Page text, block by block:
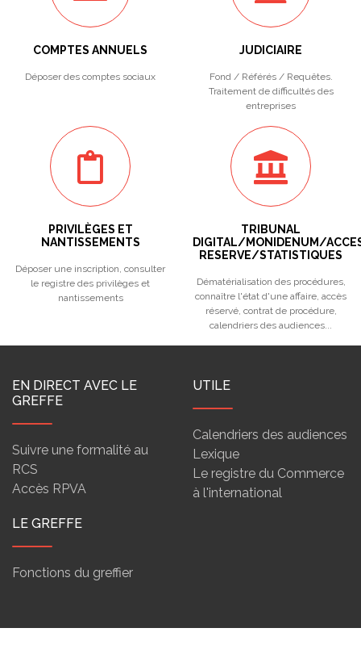
COMPTES ANNUELS
Déposer des comptes sociaux
JUDICIAIRE
Fond / Référés / Requêtes.
Traitement de difficultés des
entreprises
PRIVILÈGES ET
NANTISSEMENTS
Déposer une inscription, consulter
le registre des privilèges et
nantissements
TRIBUNAL
DIGITAL/MONIDENUM/
RESERVE/STATISTIQUES
Dématérialisation des procédures,
connaître l'état d'une affaire, accès
réservé, contrat de procédure,
calendriers des audiences...
EN DIRECT AVEC LE
GREFFE
Suivre une formalité au
RCS
Accès RPVA
UTILE
Calendriers des audiences
Lexique
Le registre du Commerce
à l'international
LE GREFFE
Fonctions du greffier